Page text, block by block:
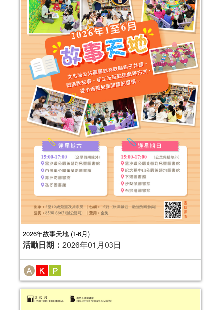
2026年故事天地 (1-6月)
活動日期： 2026年01月03日